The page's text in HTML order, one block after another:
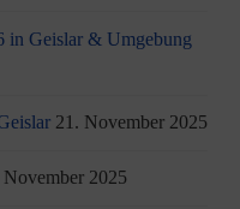
in Geislar & Umgebung
21. November 2025
November 2025